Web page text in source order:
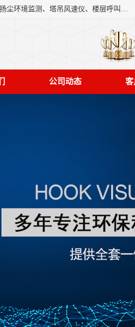
上海融瑞环保科技有限公司是吊钩可视化、塔吊黑匣子、扬尘监测系统、塔吊监控系统、扬尘环境监测、塔吊风速仪、楼层呼叫器、主令控制器、人脸识别、风速仪等一系列环保设备的研发生产销售为一体的专业化公司。
公司动态 客